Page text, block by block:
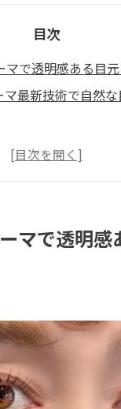
目次
マで透明感ある目
マ最新技術で自然な
き出すまつ毛パーマ
にフィットする最
まつ毛パーマの選
マで傷まない施術
スまつ毛パーマの
マで透明感